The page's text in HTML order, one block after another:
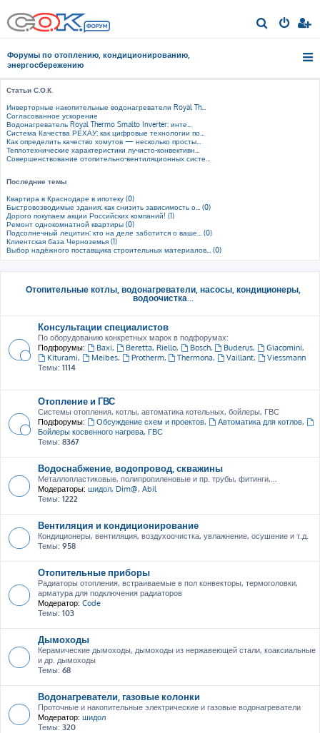
о
Форумы по отоплению, кондиционированию,
энергосбережению
Статьи С.О.К.
Инверторные накопительные водонагреватели Royal Th...
Согласованное ускорение
Водонагреватель Royal Thermo Smalto Inverter: инте...
Система Качества РЕХАУ: как цифровые технологии по...
Как определить качество хомутов — несколько просты...
Теплотехнические характеристики лучисто-конвективн...
Совершенствование отопительно-вентиляционных систе...
Последние темы
Квартира в Краснодаре в ипотеку (0)
Быстровозводимые здания: как снизить зависимость о... (0)
Дорого покупаем акции Российских компаний! (1)
Ремонт однокомнатной квартиры (0)
Подсолнечный лецитин: кто на деле заботится о ваше... (0)
Клиентская база Черноземья (1)
Выбор надёжного поставщика строительных материалов... (0)
Отопительные котлы, водонагреватели, насосы, кондиционеры,
водоочистка...
Консультации специалистов
По оборудованию конкретных марок в подфорумах:
Подфорумы:
Baxi, Beretta, Riello, Bosch, Buderus, Giacomini,
Kiturami, Meibes, Protherm, Thermona, Vaillant,
Viessmann
Темы: 1114
Отопление и ГВС
Системы отопления, котлы, автоматика котельных, бойлеры, ГВС
Подфорумы:
Обсуждение схем и проектов, Автоматика для котлов,
Бойлеры косвенного нагрева, ГВС
Темы: 8367
Водоснабжение, водопровод, скважины
Металлопластиковые, полипропиленовые и пр. трубы, фитинги,...
Модераторы: шидол, Dim@, Abil
Темы: 1222
Вентиляция и кондиционирование
Кондиционеры, вентиляция, воздухоочистка, увлажнение, осушение и т.д.
Темы: 958
Отопительные приборы
Радиаторы отопления, встраиваемые в пол конвекторы, термоголовки,
арматура для подключения радиаторов
Модератор: Code
Темы: 103
Дымоходы
Керамические дымоходы, дымоходы из нержавеющей стали, коаксиальные
и др. дымоходы
Темы: 68
Водонагреватели, газовые колонки
Проточные и накопительные электрические и газовые водонагреватели
Модератор: шидол
Темы: 320